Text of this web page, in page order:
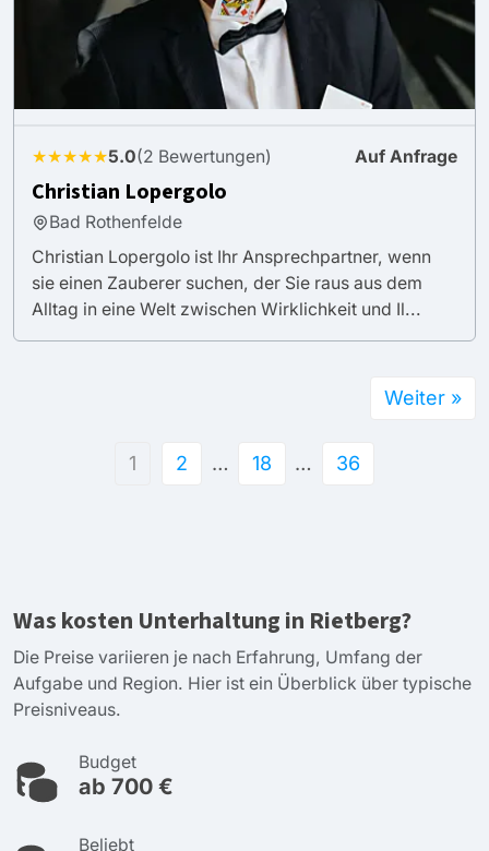
★★★★★5.0(2 Bewertungen) Auf Anfrage
Christian Lopergolo
Bad Rothenfelde
Christian Lopergolo ist Ihr Ansprechpartner, wenn
sie einen Zauberer suchen, der Sie raus aus dem
Alltag in eine Welt zwischen Wirklichkeit und Il...
1 2 … 18 … 36
Weiter »
Was kosten Unterhaltung in Rietberg?
Die Preise variieren je nach Erfahrung, Umfang der
Aufgabe und Region. Hier ist ein Überblick über typische
Preisniveaus.
Budget
ab 700 €
Beliebt